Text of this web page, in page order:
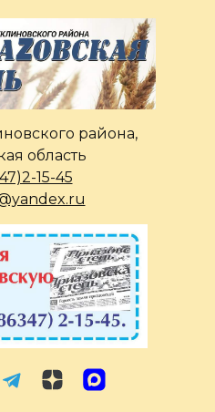
района,
область
15-45